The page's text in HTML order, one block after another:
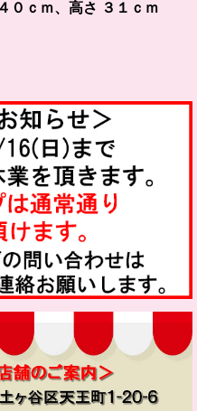
ｃｍ、高さ ３１ｃｍ